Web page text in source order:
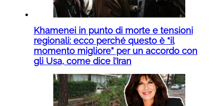
Khamenei in punto di morte e tensioni
regionali: ecco perché questo è “il
momento migliore” per un accordo con
gli Usa, come dice l’Iran